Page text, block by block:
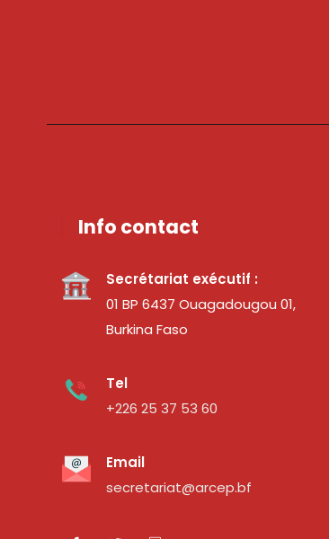
Info contact
Secrétariat exécutif :
01 BP 6437 Ouagadougou 01,
Burkina Faso
Tel
+226 25 37 53 60
Email
secretariat@arcep.bf